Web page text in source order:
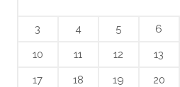
3
4 5 6
10
11 12 13
17
18 19 20